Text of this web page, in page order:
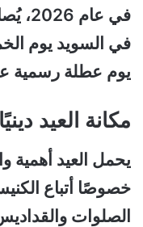
في
يوم عطلة رسمية
مكانة العيد
يحمل العيد أهمية
خصوصًا أتباع
الصلوات